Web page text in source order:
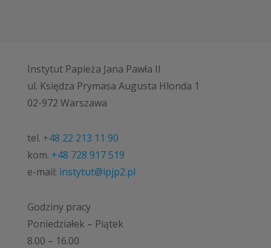
Instytut Papieża Jana Pawła II
ul. Księdza Prymasa Augusta Hlonda 1
02-972 Warszawa
tel. +48 22 213 11 90
kom. +48 728 917 519
e-mail: instytut@ipjp2.pl
Godziny pracy
Poniedziałek – Piątek
8.00 – 16.00